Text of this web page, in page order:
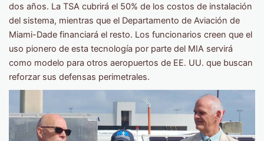
dos años. La TSA cubrirá el 50% de los costos de instalación
del sistema, mientras que el Departamento de Aviación de
Miami-Dade financiará el resto. Los funcionarios creen que el
uso pionero de esta tecnología por parte del MIA servirá
como modelo para otros aeropuertos de EE. UU. que buscan
reforzar sus defensas perimetrales.